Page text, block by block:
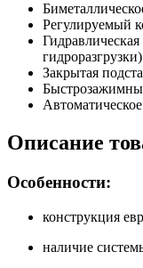
Регулируемый
гидроразгрузки)
Закрытая
Описание
Особенности:
конструкция
наличие